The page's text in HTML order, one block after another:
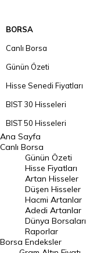
BORSA
Canlı Borsa
Günün Özeti
Hisse Senedi Fiyatları
BIST 30 Hisseleri
BIST 50 Hisseleri
BIST 100 Hisseleri
En Çok Artan Hisseler
En Çok Düşen Hisseler
Hacmi Artanlar
Geçmiş Kapanışlar
Dünya Borsaları
Ana Sayfa
Canlı Borsa
Borsa
Günün Özeti
Hisse Fiyatları
Artan Hisseler
Düşen Hisseler
Hacmi Artanlar
Adedi Artanlar
Dünya Borsaları
Raporlar
Endeksler